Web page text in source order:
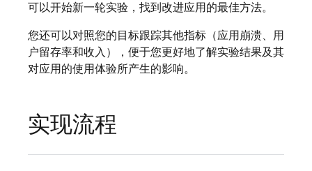
可以开始新一轮实验，找到改进应用的最佳方法。
您还可以对照您的目标跟踪其他指标（应用崩溃、用
户留存率和收入），便于您更好地了解实验结果及其
对应用的使用体验所产生的影响。
实现流程